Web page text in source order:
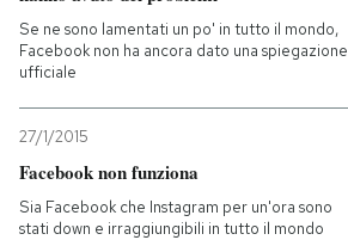
Entra
Se ne sono lamentati un po' in tutto il mondo,
Facebook non ha ancora dato una spiegazione
ufficiale
27/1/2015
Facebook non funziona
Sia Facebook che Instagram per un'ora sono
stati down e irraggiungibili in tutto il mondo